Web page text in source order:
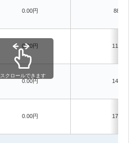
0.00円 885.72円
0.00円 1180.96円
0.00円 1476.20円
0.00円 1771.44円
スクロールできます